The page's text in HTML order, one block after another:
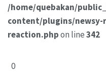
/home/quebakan/
content/plugins/newsy-
reaction.phpon line342
0